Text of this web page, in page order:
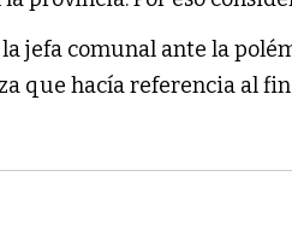
jefa comunal ante la
que hacía referencia al